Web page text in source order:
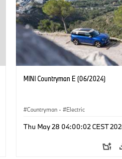
MINI Countryman E (06/2024)
Countryman · Electric
Thu May 28 04:00:02 CEST